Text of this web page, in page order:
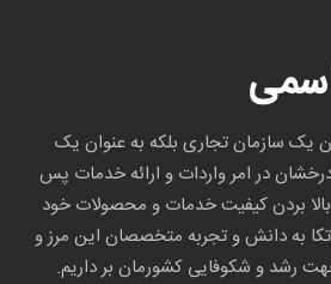
یک سازمان تجاری بلکه به عنوان یک
در امر واردات و ارائه خدمات پس
بالا بردن کیفیت خدمات و محصولات خود
به دانش و تجربه متخصصان این مرز و
رشد و شکوفایی کشورمان بر داریم.